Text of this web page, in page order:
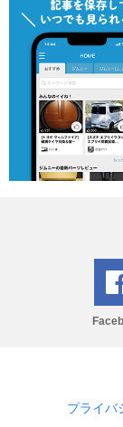
プライバ